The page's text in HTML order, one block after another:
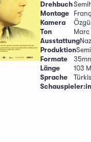
Drehbuch
Montage
Kamera
Ton
Ausstattung
Produktion
Formate
Länge
103
Sprache